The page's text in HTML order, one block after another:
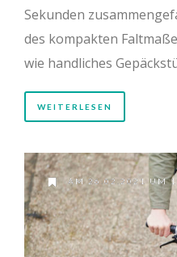
Sekunden
des kompakten
wie handliches
WEITERLESEN
AM 26.02.2021 UM